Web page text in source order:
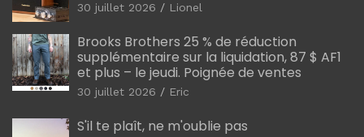
30 juillet 2026 Lionel
Brooks Brothers 25 % de réduction
supplémentaire sur la liquidation, 87 $ AF1
et plus – le jeudi. Poignée de ventes
30 juillet 2026 Eric
S'il te plaît, ne m'oublie pas